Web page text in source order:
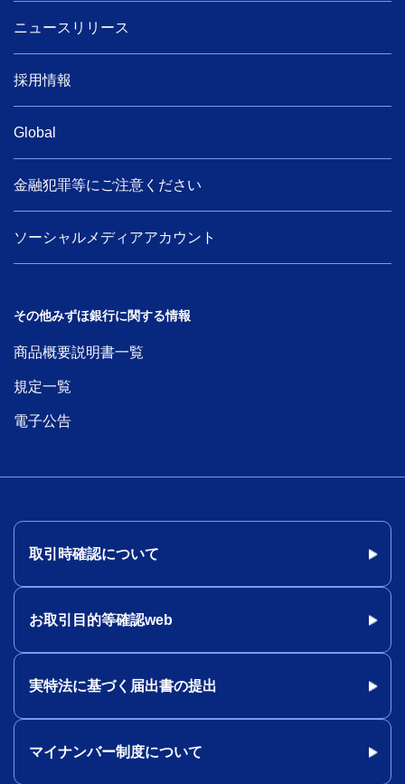
ニュースリリース
採用情報
Global
金融犯罪等にご注意ください
ソーシャルメディアアカウント
その他みずほ銀行に関する情報
商品概要説明書一覧
規定一覧
電子公告
取引時確認について
お取引目的等確認web
実特法に基づく届出書の提出
マイナンバー制度について